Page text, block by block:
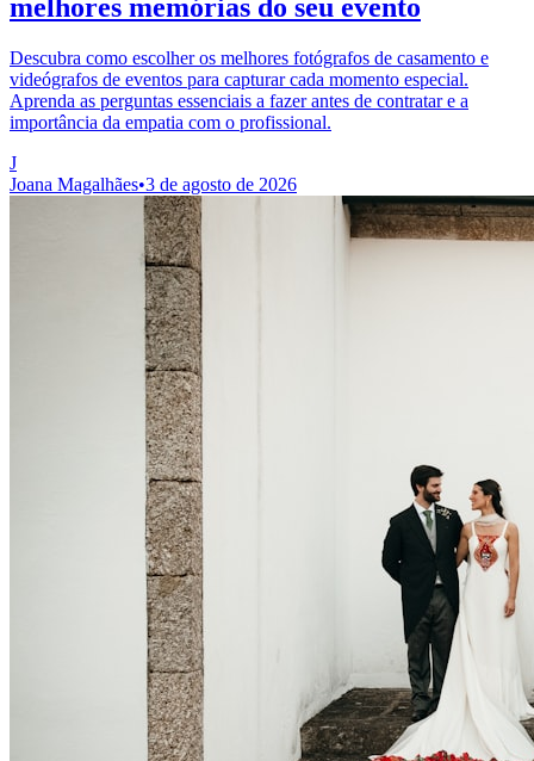
melhores memórias do seu evento
Descubra como escolher os melhores fotógrafos de casamento e
videógrafos de eventos para capturar cada momento especial.
Aprenda as perguntas essenciais a fazer antes de contratar e a
importância da empatia com o profissional.
J
Joana Magalhães•3 de agosto de 2026